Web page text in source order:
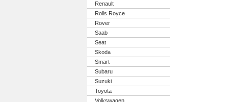
Renault
Rolls Royce
Rover
Saab
Seat
Skoda
Smart
Subaru
Suzuki
Toyota
Volkswagen